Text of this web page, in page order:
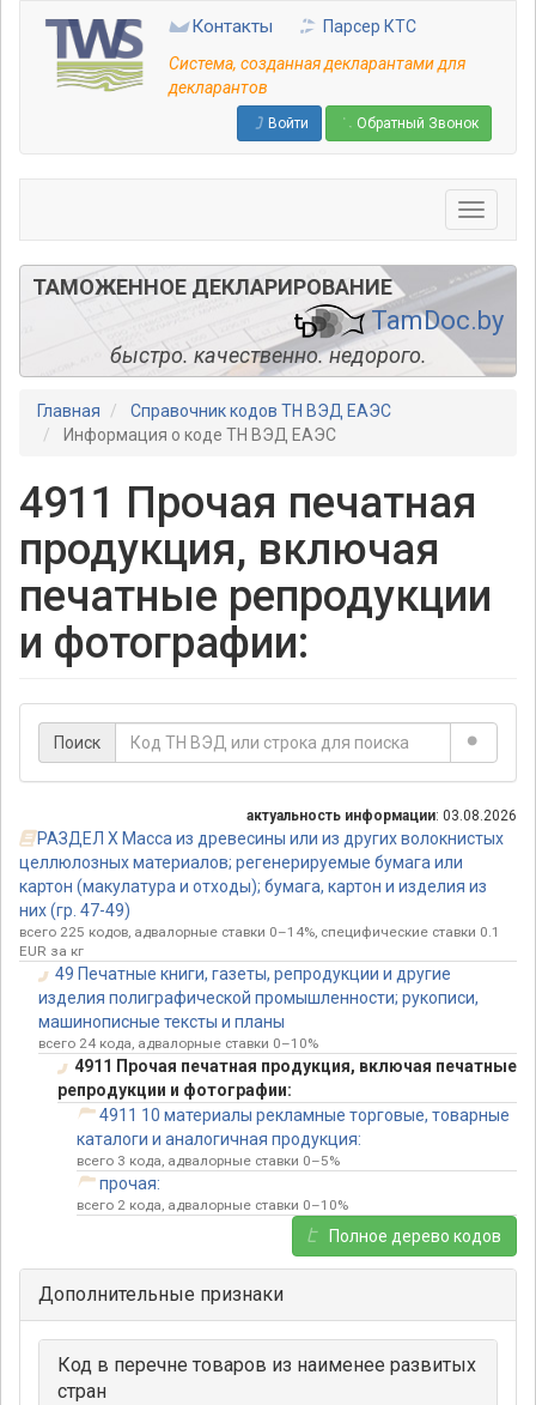
основному
содержанию
Контакты
Парсер КТС
Система, созданная декларантами для
декларантов
Войти Обратный Звонок
ТАМОЖЕННОЕ ДЕКЛАРИРОВАНИЕ
TamDoc.by
быстро. качественно. недорого.
Главная
Справочник кодов ТН ВЭД ЕАЭС
Информация о коде ТН ВЭД ЕАЭС
4911 Прочая печатная
продукция, включая
печатные репродукции
и фотографии:
Поиск
актуальность информации: 03.08.2026
РАЗДЕЛ X Масса из древесины или из других волокнистых
целлюлозных материалов; регенерируемые бумага или
картон (макулатура и отходы); бумага, картон и изделия из
них (гр. 47-49)
всего 225 кодов, адвалорные ставки 0–14%, специфические ставки 0.1
EUR за кг
49 Печатные книги, газеты, репродукции и другие
изделия полиграфической промышленности; рукописи,
машинописные тексты и планы
всего 24 кода, адвалорные ставки 0–10%
4911 Прочая печатная продукция, включая печатные
репродукции и фотографии:
4911 10 материалы рекламные торговые, товарные
каталоги и аналогичная продукция:
всего 3 кода, адвалорные ставки 0–5%
прочая:
всего 2 кода, адвалорные ставки 0–10%
Полное дерево кодов
Дополнительные признаки
Код в перечне товаров из наименее развитых
стран